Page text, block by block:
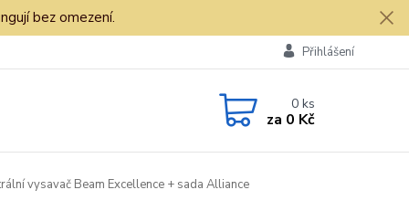
bez omezení.
Přihlášení
0ks
za 0 Kč
vysavač Beam Excellence + sada Alliance